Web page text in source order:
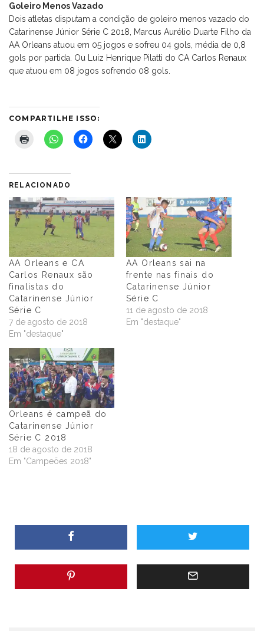
Goleiro Menos Vazado
Dois atletas disputam a condição de goleiro menos vazado do
Catarinense Júnior Série C 2018, Marcus Aurélio Duarte Filho da
AA Orleans atuou em 05 jogos e sofreu 04 gols, média de 0,8
gols por partida. Ou Luiz Henrique Pilatti do CA Carlos Renaux
que atuou em 08 jogos sofrendo 08 gols.
COMPARTILHE ISSO:
RELACIONADO
AA Orleans e CA
Carlos Renaux são
finalistas do
Catarinense Júnior
Série C
7 de agosto de 2018
Em "destaque"
AA Orleans sai na
frente nas finais do
Catarinense Júnior
Série C
11 de agosto de 2018
Em "destaque"
Orleans é campeã do
Catarinense Júnior
Série C 2018
18 de agosto de 2018
Em "Campeões 2018"